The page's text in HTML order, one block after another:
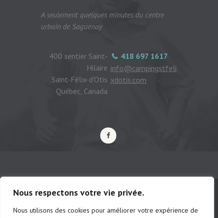
Nous respectons votre vie privée.
Nous utilisons des cookies pour améliorer votre expérience de
A seulement quelques minutes du centre
urbain de Saguenay
418 697 1617
info@campingstfeli
xdotis.com
400 sentier Saint-
Hilaire
Saint-Félix-d'Otis
Québec, Canada
© Camping municipal de St-Félix d'Otis,